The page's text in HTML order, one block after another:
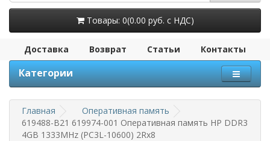
Товары: 0(0.00 руб. с НДС)
Доставка Возврат Статьи Контакты
Категории
Главная
Оперативная память
619488-B21 619974-001 Оперативная память HP DDR3
4GB 1333MHz (PC3L-10600) 2Rx8